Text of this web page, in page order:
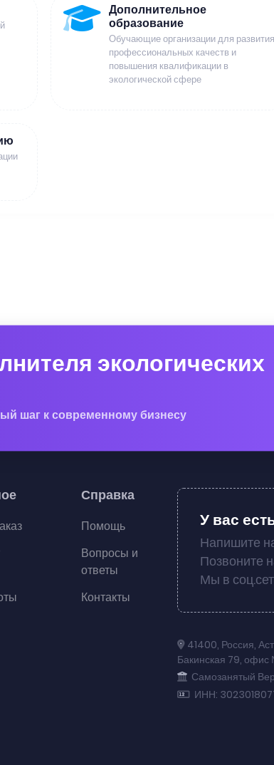
Дополнительное
образование
Обучающие организации для развития
профессиональных качеств и
повышения квалификации в
экологической сфере
экологических
шаг к современному бизнесу
Справка
Помощь
Вопросы и
ответы
Контакты
У вас
Напишите
Позвоните
Мы в
41400, Россия,
Бакинская 79, офис
Самозанятый
ИНН: